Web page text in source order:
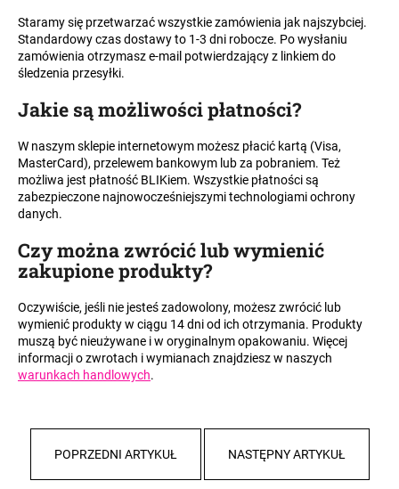
Staramy się przetwarzać wszystkie zamówienia jak najszybciej.
Standardowy czas dostawy to 1-3 dni robocze. Po wysłaniu
zamówienia otrzymasz e-mail potwierdzający z linkiem do
śledzenia przesyłki.
Jakie są możliwości płatności?
W naszym sklepie internetowym możesz płacić kartą (Visa,
MasterCard), przelewem bankowym lub za pobraniem. Też
możliwa jest płatność BLIKiem. Wszystkie płatności są
zabezpieczone najnowocześniejszymi technologiami ochrony
danych.
Czy można zwrócić lub wymienić
zakupione produkty?
Oczywiście, jeśli nie jesteś zadowolony, możesz zwrócić lub
wymienić produkty w ciągu 14 dni od ich otrzymania. Produkty
muszą być nieużywane i w oryginalnym opakowaniu. Więcej
informacji o zwrotach i wymianach znajdziesz w naszych
warunkach handlowych.
POPRZEDNI ARTYKUŁ NASTĘPNY ARTYKUŁ
o
l
e
c
a
m
y